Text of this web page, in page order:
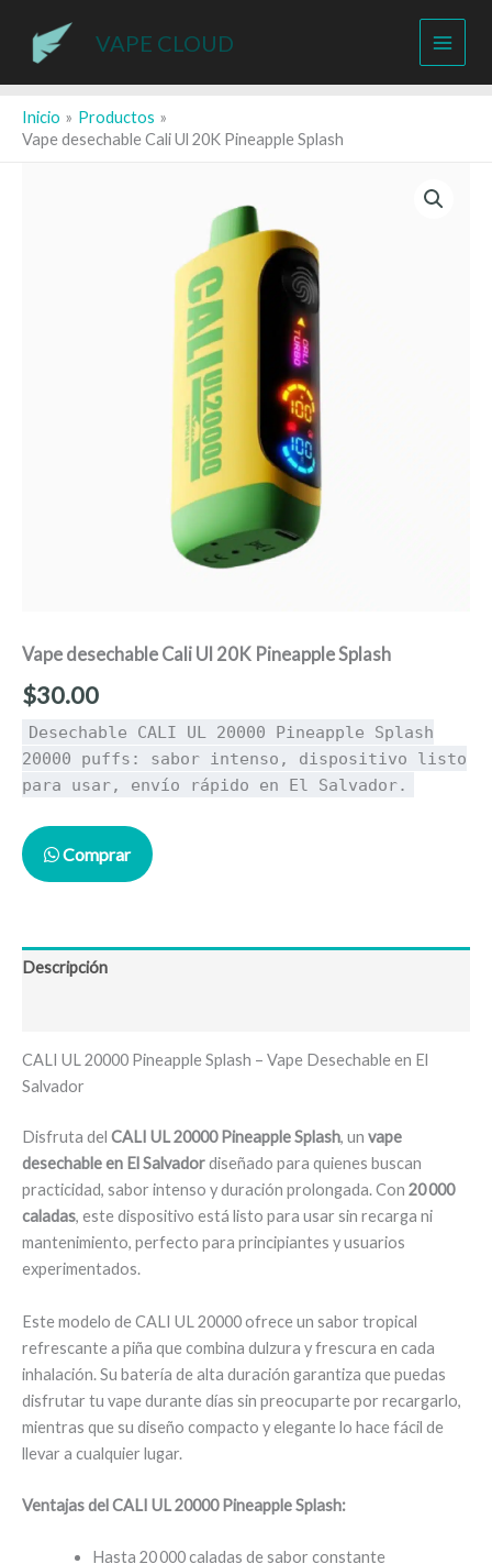
contenido
VAPE CLOUD
Inicio
Productos
Vape desechable Cali Ul 20K Pineapple Splash
Vape desechable Cali Ul 20K Pineapple Splash
$30.00
Desechable CALI UL 20000 Pineapple Splash
20000 puffs: sabor intenso, dispositivo listo
para usar, envío rápido en El Salvador.
Comprar
Descripción
CALI UL 20000 Pineapple Splash – Vape Desechable en El
Salvador
Disfruta del CALI UL 20000 Pineapple Splash, un vape
desechable en El Salvadordiseñado para quienes buscan
practicidad, sabor intenso y duración prolongada. Con 20 000
caladas, este dispositivo está listo para usar sin recarga ni
mantenimiento, perfecto para principiantes y usuarios
experimentados.
Este modelo de CALI UL 20000 ofrece un sabor tropical
refrescante a piña que combina dulzura y frescura en cada
inhalación. Su batería de alta duración garantiza que puedas
disfrutar tu vape durante días sin preocuparte por recargarlo,
mientras que su diseño compacto y elegante lo hace fácil de
llevar a cualquier lugar.
Ventajas del CALI UL 20000 Pineapple Splash:
Hasta 20 000 caladas de sabor constante